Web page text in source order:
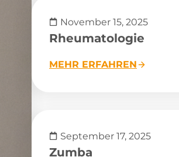
November 15, 2025
Rheumatologie
MEHR ERFAHREN
September 17, 2025
Zumba